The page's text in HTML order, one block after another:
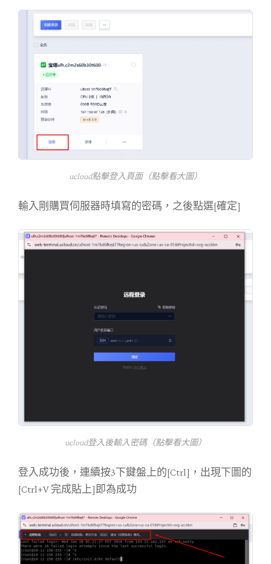
ucloud點擊登入頁面（點擊看大圖）
輸入剛購買伺服器時填寫的密碼，之後點選[確定]
ucloud登入後輸入密碼（點擊看大圖）
登入成功後，連續按3下鍵盤上的[Ctrl]，出現下圖的
[Ctrl+V 完成貼上]即為成功